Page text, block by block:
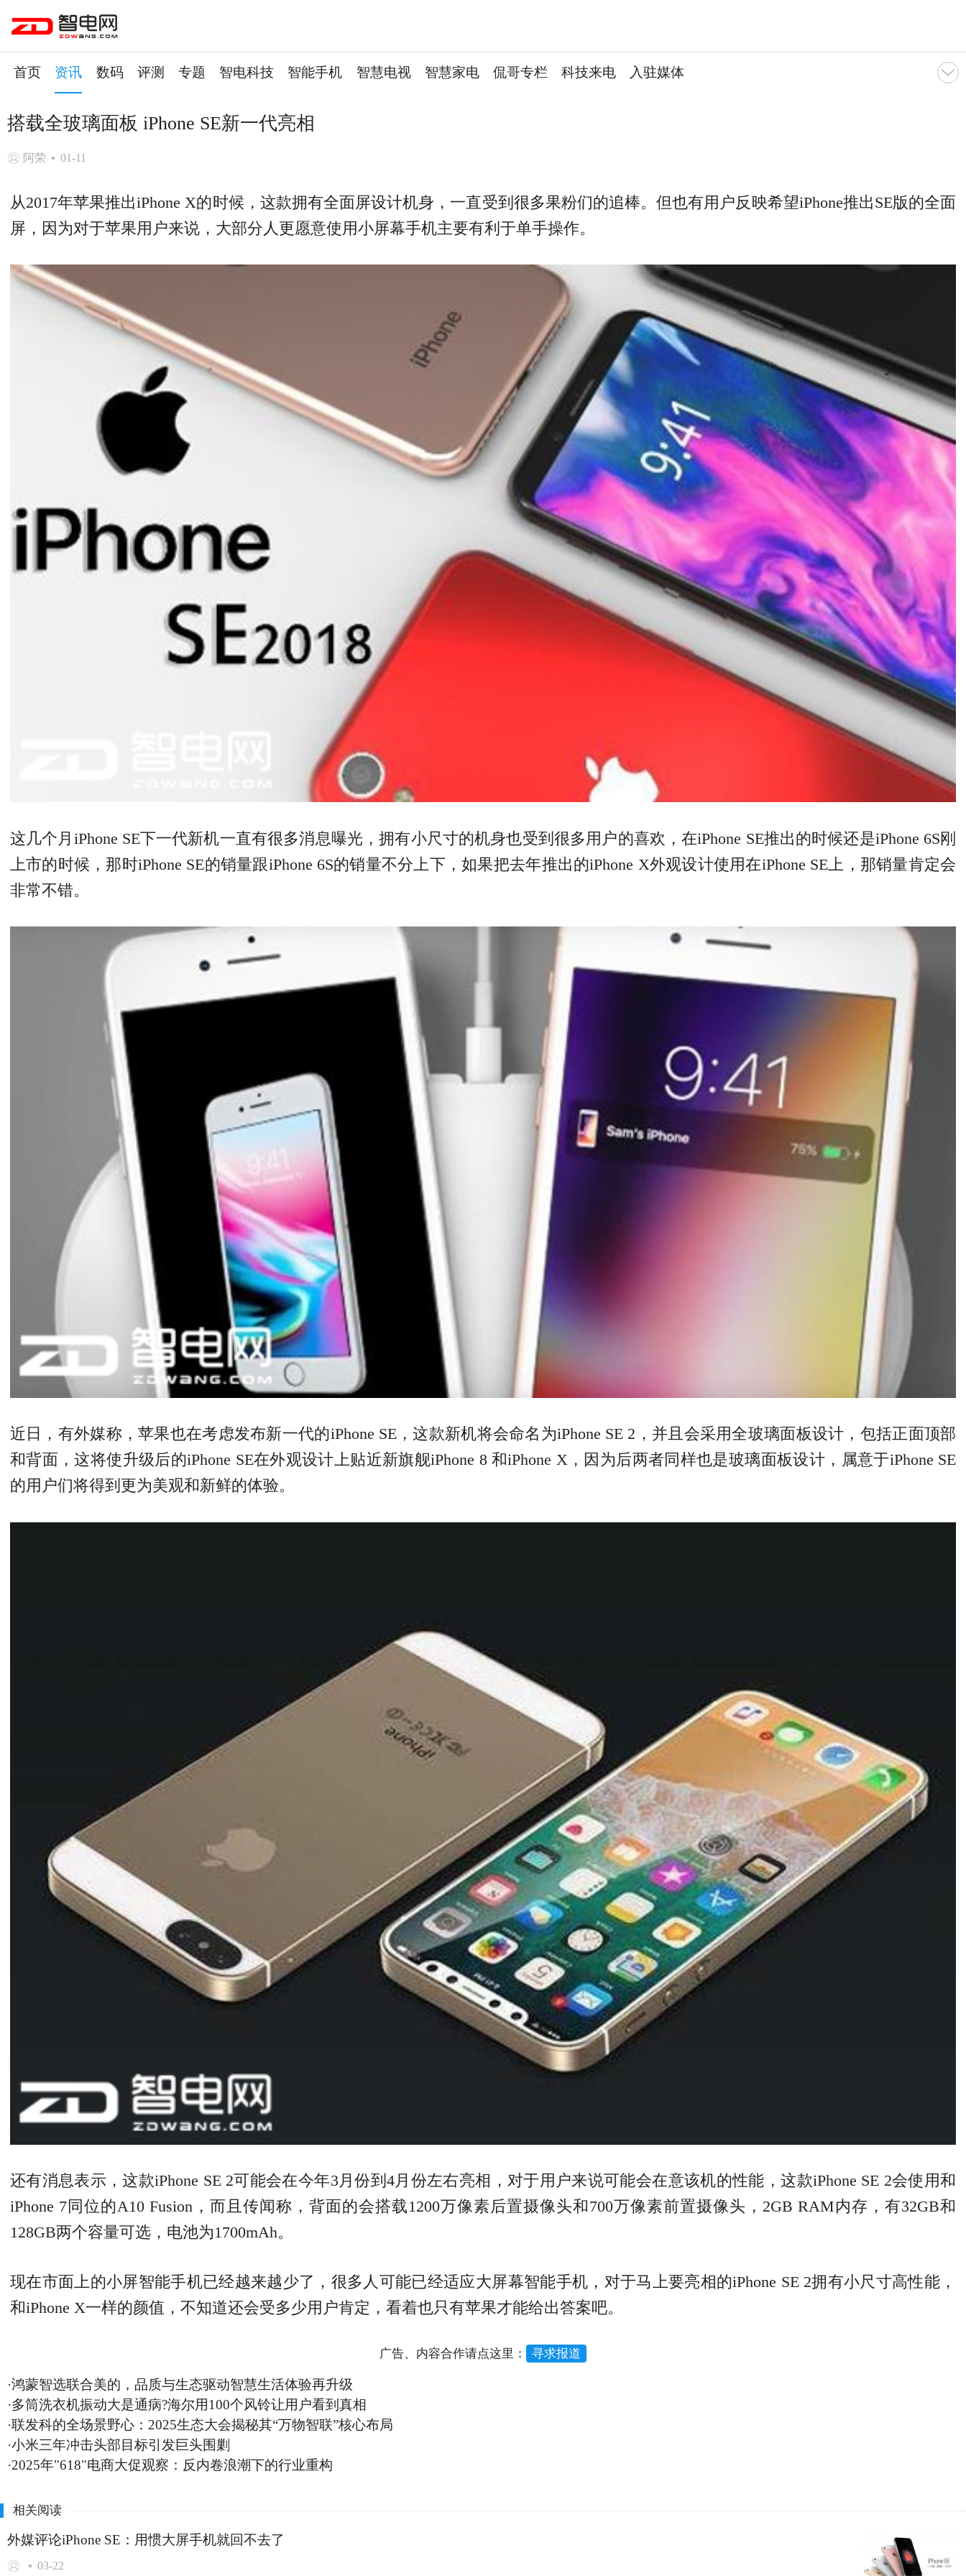
首页 资讯 数码 评测 专题 智电科技 智能手机 智慧电视 智慧家电 侃哥专栏 科技来电 入驻媒体
搭载全玻璃面板 iPhone SE新一代亮相
阿荣 01-11
从2017年苹果推出iPhone X的时候，这款拥有全面屏设计机身，一直受到很多果粉们的追棒。但也有用户反映希望iPhone推出SE版的全面
屏，因为对于苹果用户来说，大部分人更愿意使用小屏幕手机主要有利于单手操作。
这几个月iPhone SE下一代新机一直有很多消息曝光，拥有小尺寸的机身也受到很多用户的喜欢，在iPhone SE推出的时候还是iPhone 6S刚
上市的时候，那时iPhone SE的销量跟iPhone 6S的销量不分上下，如果把去年推出的iPhone X外观设计使用在iPhone SE上，那销量肯定会
非常不错。
近日，有外媒称，苹果也在考虑发布新一代的iPhone SE，这款新机将会命名为iPhone SE 2，并且会采用全玻璃面板设计，包括正面顶部
和背面，这将使升级后的iPhone SE在外观设计上贴近新旗舰iPhone 8 和iPhone X，因为后两者同样也是玻璃面板设计，属意于iPhone SE
的用户们将得到更为美观和新鲜的体验。
还有消息表示，这款iPhone SE 2可能会在今年3月份到4月份左右亮相，对于用户来说可能会在意该机的性能，这款iPhone SE 2会使用和
iPhone 7同位的A10 Fusion，而且传闻称，背面的会搭载1200万像素后置摄像头和700万像素前置摄像头，2GB RAM内存，有32GB和
128GB两个容量可选，电池为1700mAh。
现在市面上的小屏智能手机已经越来越少了，很多人可能已经适应大屏幕智能手机，对于马上要亮相的iPhone SE 2拥有小尺寸高性能，
和iPhone X一样的颜值，不知道还会受多少用户肯定，看着也只有苹果才能给出答案吧。
广告、内容合作请点这里： 寻求报道
·鸿蒙智选联合美的，品质与生态驱动智慧生活体验再升级
·多筒洗衣机振动大是通病?海尔用100个风铃让用户看到真相
·联发科的全场景野心：2025生态大会揭秘其“万物智联”核心布局
·小米三年冲击头部目标引发巨头围剿
·2025年"618"电商大促观察：反内卷浪潮下的行业重构
相关阅读
外媒评论iPhone SE：用惯大屏手机就回不去了
03-22